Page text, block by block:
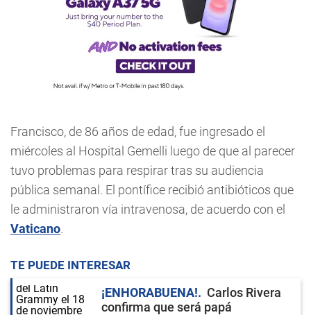
Francisco, de 86 años de edad, fue ingresado el
miércoles al Hospital Gemelli luego de que al parecer
tuvo problemas para respirar tras su audiencia
pública semanal. El pontífice recibió antibióticos que
le administraron vía intravenosa, de acuerdo con el
Vaticano.
TE PUEDE INTERESAR
¡ENHORABUENA!
Carlos Rivera
confirma que será papá